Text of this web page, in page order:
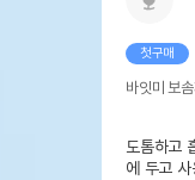
첫구매
바잇미 보
도톰하고
에 두고